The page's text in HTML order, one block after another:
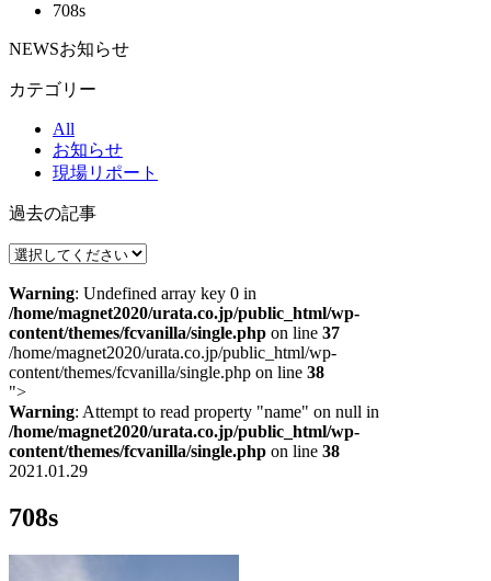
708s
NEWSお知らせ
カテゴリー
All
お知らせ
現場リポート
過去の記事
Warning: Undefined array key 0 in
/home/magnet2020/urata.co.jp/public_html/wp-
content/themes/fcvanilla/single.php on line 37
/home/magnet2020/urata.co.jp/public_html/wp-
content/themes/fcvanilla/single.php on line 38
">
Warning: Attempt to read property "name" on null in
/home/magnet2020/urata.co.jp/public_html/wp-
content/themes/fcvanilla/single.php on line 38
2021.01.29
708s